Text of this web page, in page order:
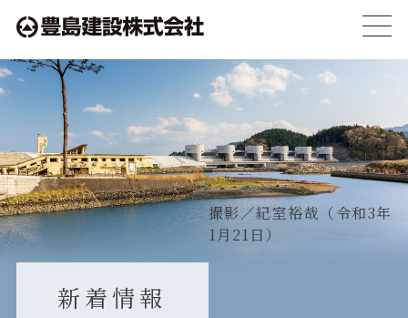
toggle
新着情報
撮影／紀室裕哉（令和3年
1月21日）